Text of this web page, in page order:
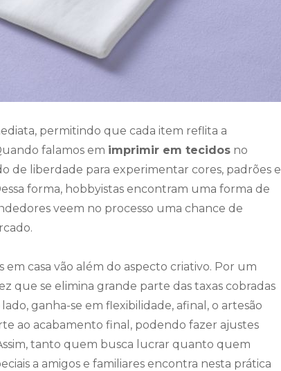
permitindo que cada item reflita a
falamos em imprimir em tecidos no
de liberdade para experimentar cores, padrões e
forma, hobbyistas encontram uma forma de
veem no processo uma chance de
casa vão além do aspecto criativo. Por um
que se elimina grande parte das taxas cobradas
ganha-se em flexibilidade, afinal, o artesão
ao acabamento final, podendo fazer ajustes
tanto quem busca lucrar quanto quem
a amigos e familiares encontra nesta prática